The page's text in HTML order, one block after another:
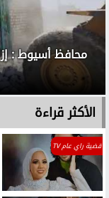
الأكثر قراءة
قضية راي عام TV